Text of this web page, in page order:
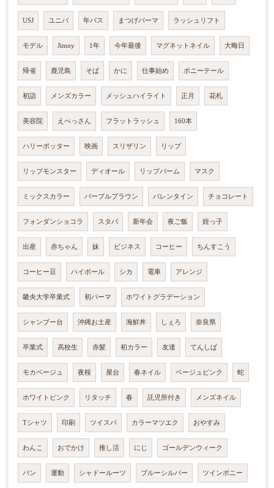
USJ ユニバ 年パス まつげパーマ ラッシュリフト
モデル Jimny 1年 今年最後 マグネットネイル 大晦日
帰省 鹿児島 そば かに 仕事始め ポニーテール
初詣 メンズカラー メッシュハイライト 正月 花札
美容院 えべっさん フラットラッシュ 160本
ハリーポッター 映画 スリザリン リップ
リップモンスター ディオール リップバーム マスク
ミックスカラー パープルブラウン バレンタイン チョコレート
フォンダンショコラ スタバ 新年会 夜ご飯 姪っ子
出産 赤ちゃん 妹 ビジネス コーヒー ちんすこう
コーヒー豆 ハイボール シカ 電車 アレンジ
畿央大学卒業式 初パーマ ホワイトグラデーション
シャンプー台 沖縄お土産 海鮮丼 しぇろ 奈良県
卒業式 高校生 赤髪 初カラー 友達 てんしば
モカベージュ 夜桜 屋台 春ネイル ベージュピンク 蛇
ホワイトピンク リタッチ 春 託児所付き メンズネイル
Tシャツ 印刷 ツイスパ カラーマツエク おやすみ
わんこ おでかけ 推し活 にじ ゴールデンウィーク
パン 運動 シャドールーツ ブルーシルバー ツインポニー